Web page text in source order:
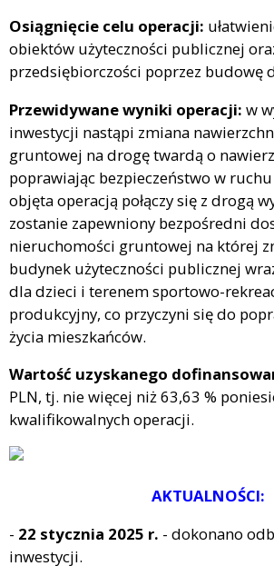
Osiągnięcie celu operacji:
obiektów użyteczności publicznej
przedsiębiorczości poprzez budowę
Przewidywane wyniki operacji: w
inwestycji nastąpi zmiana
gruntowej na drogę twardą o
poprawiając bezpieczeństwo w
objęta operacją połączy się z drogą
zostanie zapewniony bezpośredni
nieruchomości gruntowej na której
budynek użyteczności publicznej
dla dzieci i terenem sportowo-
produkcyjny, co przyczyni się do
życia mieszkańców.
Wartość uzyskanego
PLN, tj. nie więcej niż 63,63 %
kwalifikowalnych operacji.
AKTUALNOŚCI:
- 22 stycznia 2025 r. - dokonano
inwestycji.